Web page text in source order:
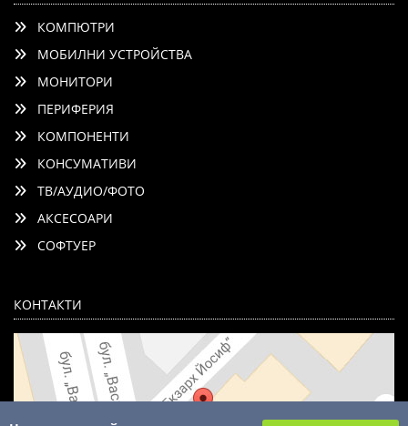
КОМПЮТРИ
МОБИЛНИ УСТРОЙСТВА
МОНИТОРИ
ПЕРИФЕРИЯ
КОМПОНЕНТИ
КОНСУМАТИВИ
ТВ/АУДИО/ФОТО
АКСЕСОАРИ
СОФТУЕР
КОНТАКТИ